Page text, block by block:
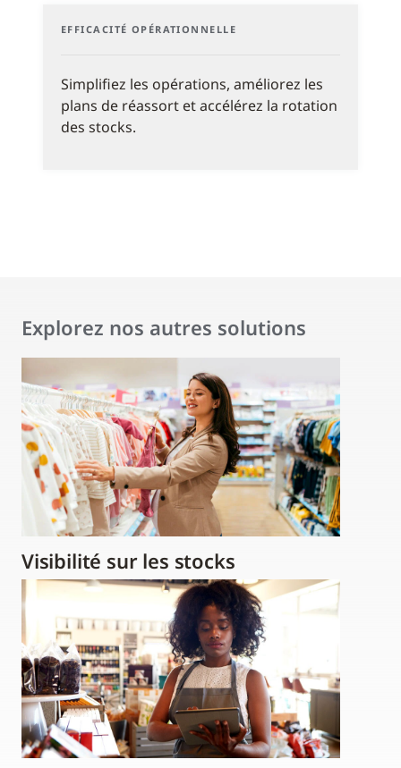
EFFICACITÉ OPÉRATIONNELLE
Simplifiez les opérations, améliorez les
plans de réassort et accélérez la rotation
des stocks.
Explorez nos autres solutions
Visibilité sur les stocks